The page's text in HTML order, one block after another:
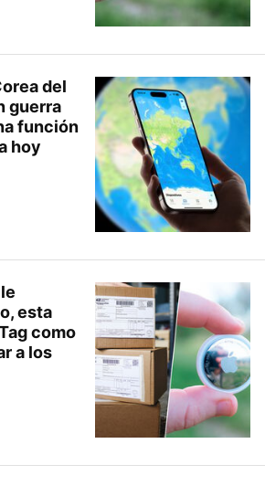
del
guerra
función
hoy
esta
como
a los